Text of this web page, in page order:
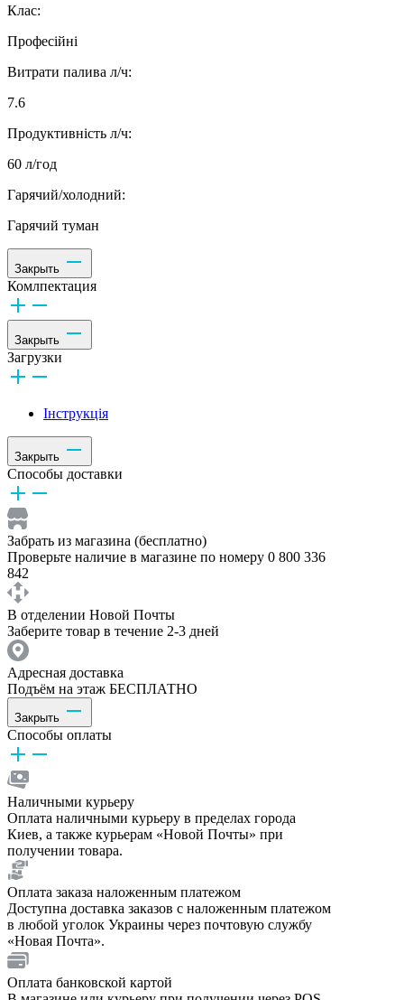
Клас:
Професійні
Витрати палива л/ч:
7.6
Продуктивність л/ч:
60 л/год
Гарячий/холодний:
Гарячий туман
Закрыть
Комлпектация
Закрыть
Загрузки
Інструкція
Закрыть
Способы доставки
Забрать из магазина (бесплатно)
Проверьте наличие в магазине по номеру 0 800 336
842
В отделении Новой Почты
Заберите товар в течение 2-3 дней
Адресная доставка
Подъём на этаж БЕСПЛАТНО
Закрыть
Способы оплаты
Наличными курьеру
Оплата наличными курьеру в пределах города
Киев, а также курьерам «Новой Почты» при
получении товара.
Оплата заказа наложенным платежом
Доступна доставка заказов с наложенным платежом
в любой уголок Украины через почтовую службу
«Новая Почта».
Оплата банковской картой